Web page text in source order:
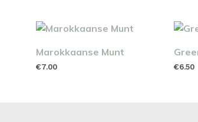
Marokkaanse Munt
€7.00
€6.50